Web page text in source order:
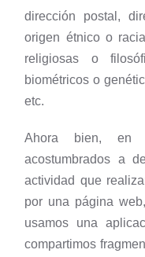
dirección postal,
origen étnico o
religiosas o
biométricos o
etc.
Ahora bien, en
acostumbrados a
actividad que
por una página
usamos una
compartimos